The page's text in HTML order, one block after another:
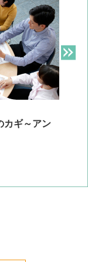
カギ～アン